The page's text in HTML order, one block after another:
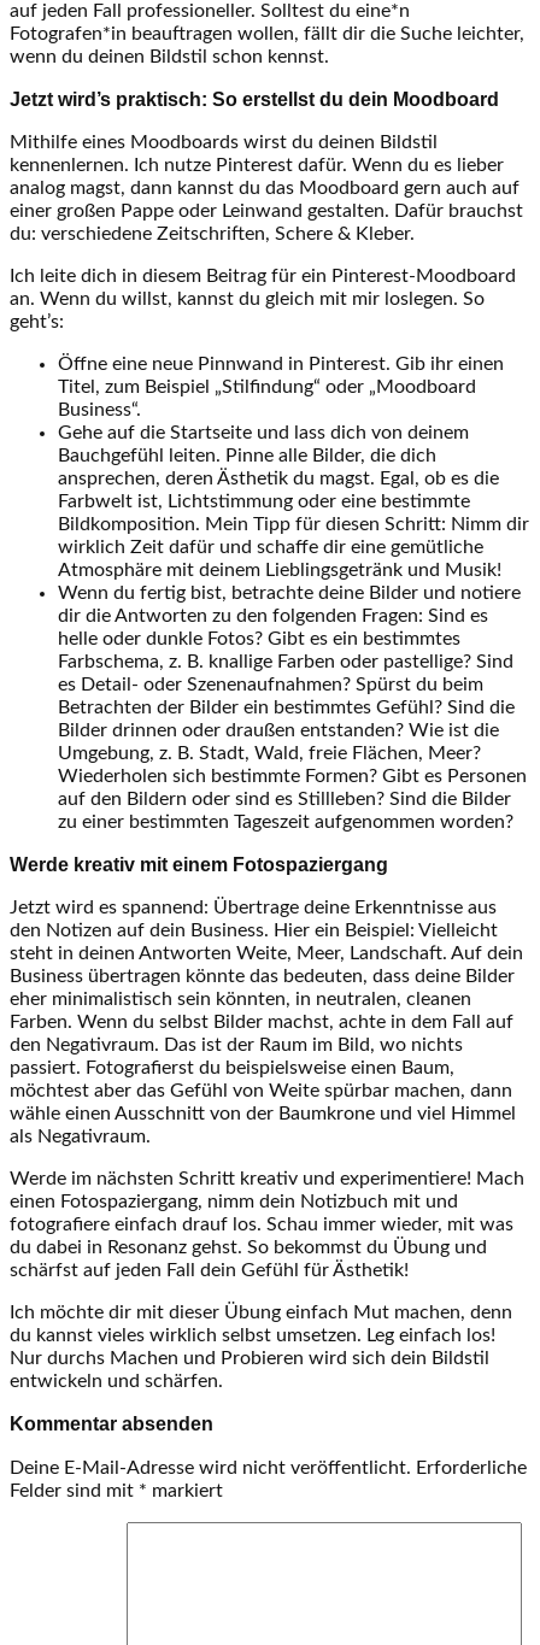
auf jeden Fall professioneller. Solltest du eine*n
Fotografen*in beauftragen wollen, fällt dir die Suche leichter,
wenn du deinen Bildstil schon kennst.
Jetzt wird’s praktisch: So erstellst du dein Moodboard
Mithilfe eines Moodboards wirst du deinen Bildstil
kennenlernen. Ich nutze Pinterest dafür. Wenn du es lieber
analog magst, dann kannst du das Moodboard gern auch auf
einer großen Pappe oder Leinwand gestalten. Dafür brauchst
du: verschiedene Zeitschriften, Schere & Kleber.
Ich leite dich in diesem Beitrag für ein Pinterest-Moodboard
an. Wenn du willst, kannst du gleich mit mir loslegen. So
geht’s:
Öffne eine neue Pinnwand in Pinterest. Gib ihr einen
Titel, zum Beispiel „Stilfindung“ oder „Moodboard
Business“.
Gehe auf die Startseite und lass dich von deinem
Bauchgefühl leiten. Pinne alle Bilder, die dich
ansprechen, deren Ästhetik du magst. Egal, ob es die
Farbwelt ist, Lichtstimmung oder eine bestimmte
Bildkomposition. Mein Tipp für diesen Schritt: Nimm dir
wirklich Zeit dafür und schaffe dir eine gemütliche
Atmosphäre mit deinem Lieblingsgetränk und Musik!
Wenn du fertig bist, betrachte deine Bilder und notiere
dir die Antworten zu den folgenden Fragen: Sind es
helle oder dunkle Fotos? Gibt es ein bestimmtes
Farbschema, z. B. knallige Farben oder pastellige? Sind
es Detail- oder Szenenaufnahmen? Spürst du beim
Betrachten der Bilder ein bestimmtes Gefühl? Sind die
Bilder drinnen oder draußen entstanden? Wie ist die
Umgebung, z. B. Stadt, Wald, freie Flächen, Meer?
Wiederholen sich bestimmte Formen? Gibt es Personen
auf den Bildern oder sind es Stillleben? Sind die Bilder
zu einer bestimmten Tageszeit aufgenommen worden?
Werde kreativ mit einem Fotospaziergang
Jetzt wird es spannend: Übertrage deine Erkenntnisse aus
den Notizen auf dein Business. Hier ein Beispiel: Vielleicht
steht in deinen Antworten Weite, Meer, Landschaft. Auf dein
Business übertragen könnte das bedeuten, dass deine Bilder
eher minimalistisch sein könnten, in neutralen, cleanen
Farben. Wenn du selbst Bilder machst, achte in dem Fall auf
den Negativraum. Das ist der Raum im Bild, wo nichts
passiert. Fotografierst du beispielsweise einen Baum,
möchtest aber das Gefühl von Weite spürbar machen, dann
wähle einen Ausschnitt von der Baumkrone und viel Himmel
als Negativraum.
Werde im nächsten Schritt kreativ und experimentiere! Mach
einen Fotospaziergang, nimm dein Notizbuch mit und
fotografiere einfach drauf los. Schau immer wieder, mit was
du dabei in Resonanz gehst. So bekommst du Übung und
schärfst auf jeden Fall dein Gefühl für Ästhetik!
Ich möchte dir mit dieser Übung einfach Mut machen, denn
du kannst vieles wirklich selbst umsetzen. Leg einfach los!
Nur durchs Machen und Probieren wird sich dein Bildstil
entwickeln und schärfen.
Kommentar absenden
Deine E-Mail-Adresse wird nicht veröffentlicht. Erforderliche
Felder sind mit * markiert